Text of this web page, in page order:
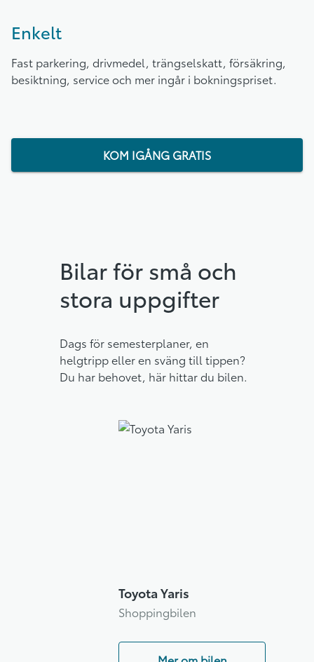
Enkelt
Fast parkering, drivmedel, trängselskatt, försäkring,
besiktning, service och mer ingår i bokningspriset.
KOM IGÅNG GRATIS
Bilar för små och
stora uppgifter
Dags för semesterplaner, en
helgtripp eller en sväng till tippen?
Du har behovet, här hittar du bilen.
Toyota Yaris
Shoppingbilen